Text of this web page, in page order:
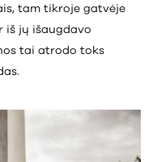
tam tikroje gatvėje
iš jų išaugdavo
tai atrodo toks